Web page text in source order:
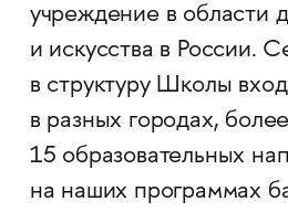
учреждение в области
и искусства в России.
в структуру Школы
в разных городах, более
15 образовательных
на наших программах